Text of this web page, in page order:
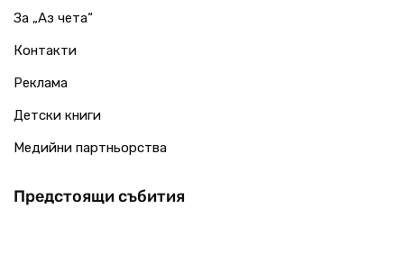
За „Аз чета“
Контакти
Реклама
Детски книги
Медийни партньорства
Предстоящи събития